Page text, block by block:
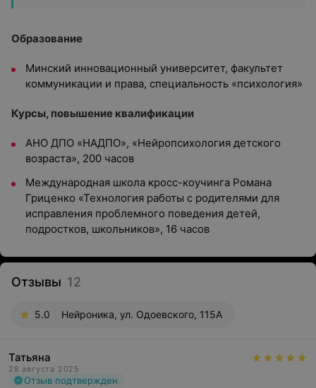
Образование
Минский инновационный университет, факультет
коммуникации и права, специальность «психология»
Курсы, повышение квалификации
АНО ДПО «НАДПО», «Нейропсихология детского
возраста», 200 часов
Международная школа кросс-коучинга Романа
Гриценко «Технология работы с родителями для
исправления проблемного поведения детей,
подростков, школьников», 16 часов
Отзывы 12
5.0 Нейроника, ул. Одоевского, 115А
Татьяна
28 августа 2025
Отзыв подтвержден